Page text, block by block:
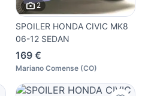
2
SPOILER HONDA CIVIC MK8
06-12 SEDAN
169 €
Mariano Comense (CO)